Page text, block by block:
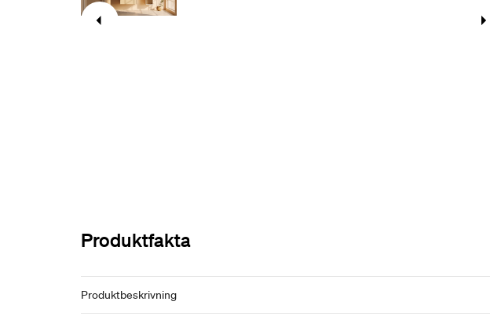
Produktfakta
Produktbeskrivning